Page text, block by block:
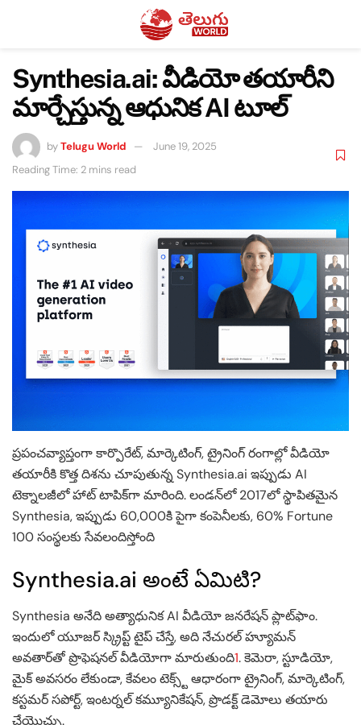
Synthesia.ai: వీడియో తయారీని
మార్చేస్తున్న ఆధునిక AI టూల్
byTelugu World
June 19, 2025
Reading Time: 2 mins read
ప్రపంచవ్యాప్తంగా కార్పొరేట్, మార్కెటింగ్, ట్రైనింగ్ రంగాల్లో వీడియో
తయారీకి కొత్త దిశను చూపుతున్న Synthesia.ai ఇప్పుడు AI
టెక్నాలజీలో హాట్ టాపిక్‌గా మారింది. లండన్‌లో 2017లో స్థాపితమైన
Synthesia, ఇప్పుడు 60,000కి పైగా కంపెనీలకు, 60% Fortune
100 సంస్థలకు సేవలందిస్తోంది
Synthesia.ai అంటే ఏమిటి?
Synthesia అనేది అత్యాధునిక AI వీడియో జనరేషన్ ప్లాట్‌ఫాం.
ఇందులో యూజర్ స్క్రిప్ట్ టైప్ చేస్తే, అది నేచురల్ హ్యూమన్
అవతార్‌తో ప్రొఫెషనల్ వీడియోగా మారుతుంది1. కెమెరా, స్టూడియో,
మైక్ అవసరం లేకుండా, కేవలం టెక్స్ట్ ఆధారంగా ట్రైనింగ్, మార్కెటింగ్,
కస్టమర్ సపోర్ట్, ఇంటర్నల్ కమ్యూనికేషన్, ప్రొడక్ట్ డెమోలు తయారు
చేయొచ్చు.